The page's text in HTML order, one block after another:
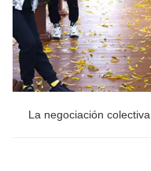
La negociación colectiva